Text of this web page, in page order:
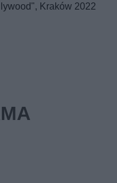
Kraków 2022